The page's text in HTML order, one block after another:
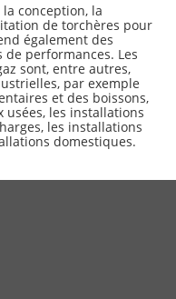
conception, la
de torchères pour
également des
de performances. Les
sont, entre autres,
par exemple
et des boissons,
usées, les installations
les installations